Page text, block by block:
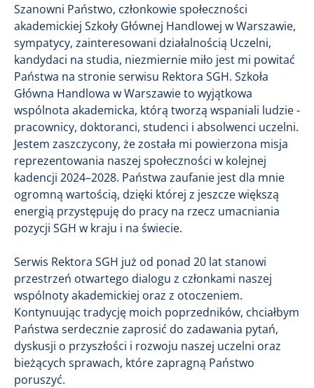
Szanowni Państwo, członkowie społeczności
akademickiej Szkoły Głównej Handlowej w Warszawie,
sympatycy, zainteresowani działalnością Uczelni,
kandydaci na studia, niezmiernie miło jest mi powitać
Państwa na stronie serwisu Rektora SGH. Szkoła
Główna Handlowa w Warszawie to wyjątkowa
wspólnota akademicka, którą tworzą wspaniali ludzie -
pracownicy, doktoranci, studenci i absolwenci uczelni.
Jestem zaszczycony, że została mi powierzona misja
reprezentowania naszej społeczności w kolejnej
kadencji 2024–2028. Państwa zaufanie jest dla mnie
ogromną wartością, dzięki której z jeszcze większą
energią przystępuję do pracy na rzecz umacniania
pozycji SGH w kraju i na świecie.
Serwis Rektora SGH już od ponad 20 lat stanowi
przestrzeń otwartego dialogu z członkami naszej
wspólnoty akademickiej oraz z otoczeniem.
Kontynuując tradycję moich poprzedników, chciałbym
Państwa serdecznie zaprosić do zadawania pytań,
dyskusji o przyszłości i rozwoju naszej uczelni oraz
bieżących sprawach, które zapragną Państwo
poruszyć.